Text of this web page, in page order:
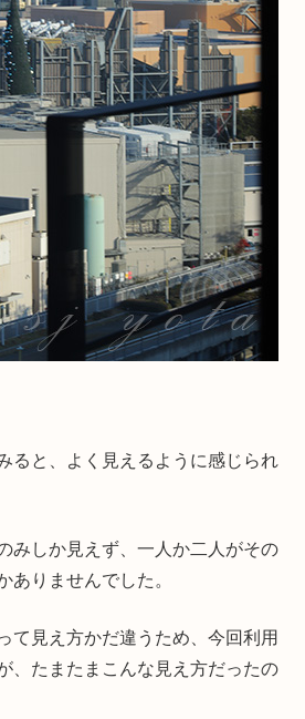
ると、よく見えるように感じられ
みしか見えず、一人か二人がその
ありませんでした。
て見え方かだ違うため、今回利用
、たまたまこんな見え方だったの